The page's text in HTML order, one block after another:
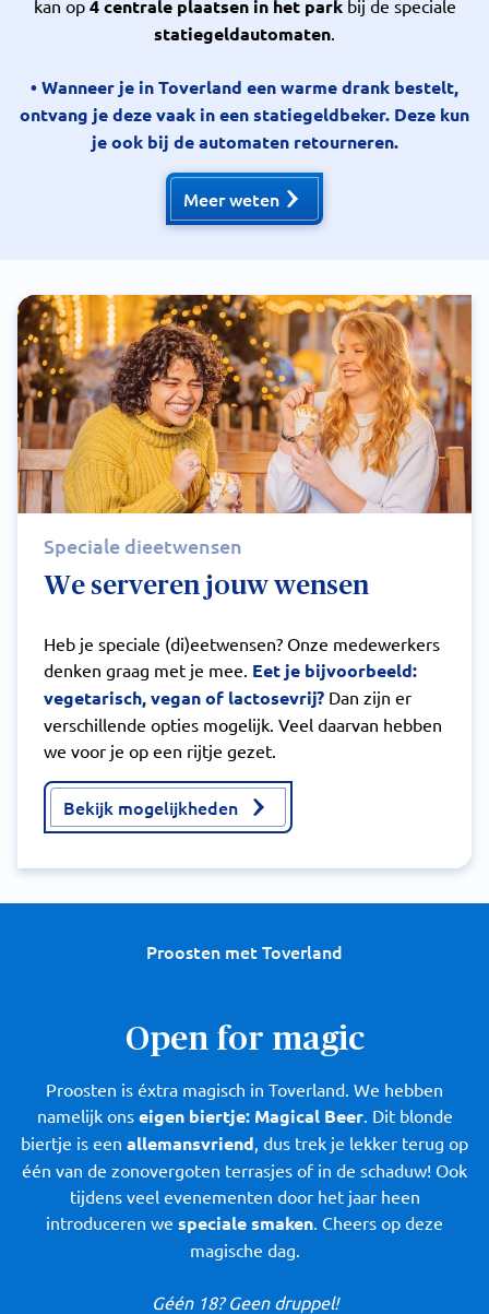
kan op 4 centrale plaatsen in het parkbij de speciale
statiegeldautomaten.
• Wanneer je in Toverland een warme drank bestelt,
ontvang je deze vaak in een statiegeldbeker. Deze kun
je ook bij de automaten retourneren.
Meer weten
Speciale dieetwensen
We serveren jouw wensen
Heb je speciale (di)eetwensen? Onze medewerkers
denken graag met je mee. Eet je bijvoorbeeld:
vegetarisch, vegan of lactosevrij? Dan zijn er
verschillende opties mogelijk. Veel daarvan hebben
we voor je op een rijtje gezet.
Bekijk mogelijkheden
Proosten met Toverland
Open for magic
Proosten is éxtra magisch in Toverland. We hebben
namelijk ons eigen biertje: Magical Beer. Dit blonde
biertje is een allemansvriend, dus trek je lekker terug op
één van de zonovergoten terrasjes of in de schaduw! Ook
tijdens veel evenementen door het jaar heen
introduceren we speciale smaken. Cheers op deze
magische dag.
Géén 18? Geen druppel!